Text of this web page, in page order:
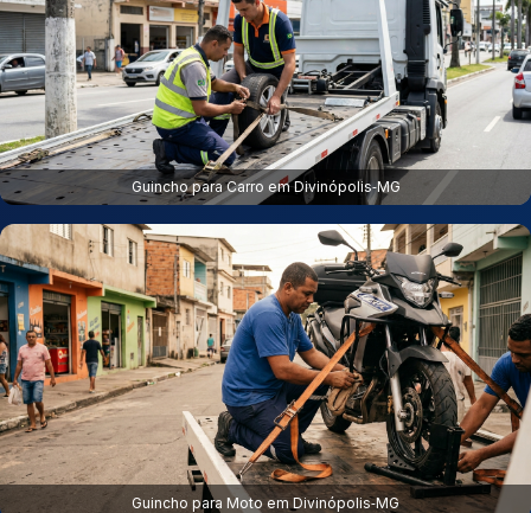
Guincho para Carro em Divinópolis‑MG
Guincho para Moto em Divinópolis‑MG